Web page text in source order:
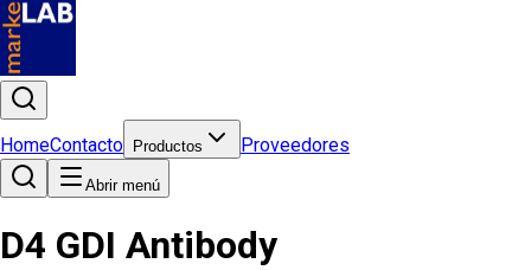
HomeContacto Productos Proveedores
Abrir menú
D4 GDI Antibody